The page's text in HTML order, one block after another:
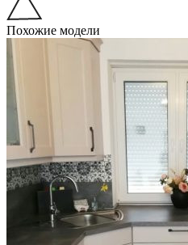
Похожие модели